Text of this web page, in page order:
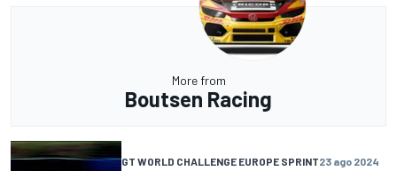
More from
Boutsen Racing
GT WORLD CHALLENGE EUROPE SPRINT23 ago 2024